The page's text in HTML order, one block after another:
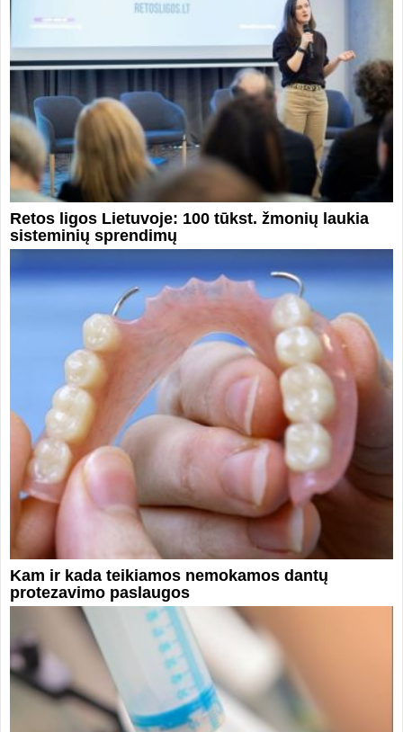
Retos ligos Lietuvoje: 100 tūkst. žmonių laukia
sisteminių sprendimų
Kam ir kada teikiamos nemokamos dantų
protezavimo paslaugos